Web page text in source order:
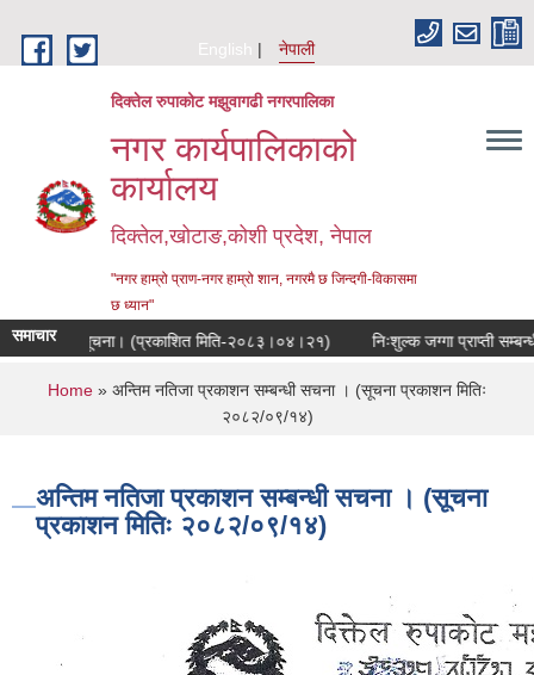
English
नेपाली
दिक्तेल रुपाकोट मझुवागढी नगरपालिका
नगर कार्यपालिकाको
कार्यालय
दिक्तेल,खोटाङ,कोशी प्रदेश, नेपाल
"नगर हाम्रो प्राण-नगर हाम्रो शान, नगरमै छ जिन्दगी-विकासमा
छ ध्यान"
समाचारसूचना। (प्रकाशित मिति-२०८३।०४।२१) निःशुल्क जग्गा प्राप्ती
You are here
Home » अन्तिम नतिजा प्रकाशन सम्बन्धी सचना । (सूचना प्रकाशन मितिः
२०८२/०९/१४)
अन्तिम नतिजा प्रकाशन सम्बन्धी सचना । (सूचना
प्रकाशन मितिः २०८२/०९/१४)